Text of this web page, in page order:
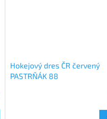
Hokejový dres ČR červený
PASTRŇÁK 88